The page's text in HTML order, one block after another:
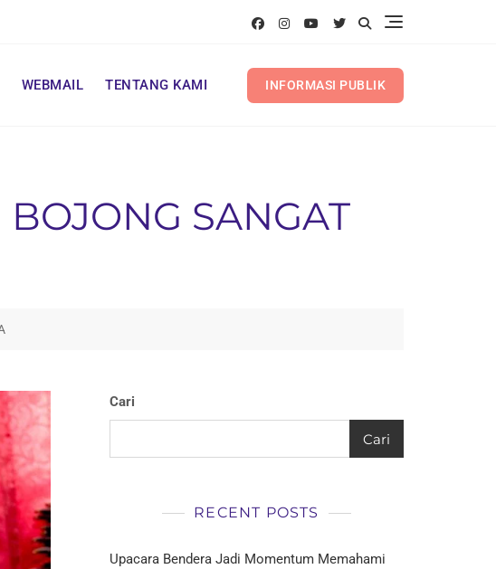
WEBMAIL TENTANG KAMI INFORMASI PUBLIK
BOJONG SANGAT
Cari
Cari
RECENT POSTS
Upacara Bendera Jadi Momentum Memahami